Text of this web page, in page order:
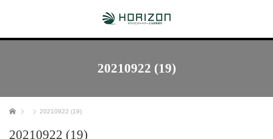
20210922 (19)
ホーム 20210922 (19)
20210922 (19)